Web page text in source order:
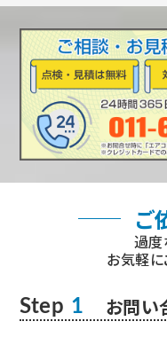
ご
過
お気軽に
Step 1 お問い